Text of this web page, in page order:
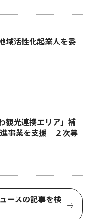
活性化起業人を委
光連携エリア」補
事業を支援 ２次募
ースの記事を検